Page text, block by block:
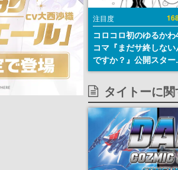
注目度
コロコロ初のゆるかわ
コマ『まだサ終しない
ですか？』公開スター
ト。主人公は新入社員
侘石ダイヤ、ゲーム会
を舞台にトラブルへ対
する社員たちを描く
タイトーに